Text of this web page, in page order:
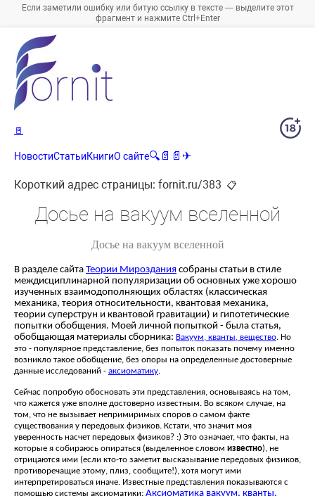
Если заметили ошибку или битую ссылку в тексте — выделите этот
фрагмент и нажмите Ctrl+Enter
🚪
НовостиСтатьиКнигиО сайте🔍 📄 📄 ✈
Короткий адрес страницы: fornit.ru/383 📋
Досье на вакуум вселенной
Досье на вакуум вселенной
В разделе сайта Теории Мироздания собраны статьи в стиле
междисциплинарной популяризации об основных уже хорошо
изученных взаимодополняющих областях (классическая
механика, теория относительности, квантовая механика,
теории суперструн и квантовой гравитации) и гипотетические
попытки обобщения. Моей личной попыткой - была статья,
обобщающая материалы сборника: Вакуум, кванты, вещество. Но
это - популярное представление, без попыток показать почему именно
возникло такое обобщение, без опоры на определенные достоверные
данные исследований - аксиоматику.
Сейчас попробую обосновать эти представления, основываясь на том,
что кажется уже вполне достоверно известным. Во всяком случае, на
том, что не вызывает непримиримых споров о самом факте
существования у передовых физиков. Кстати, что значит моя
уверенность насчет передовых физиков? :) Это означает, что факты, на
которые я собираюсь опираться (выделенное словом известно), не
отрицаются ими (если кто-то заметит высказывание передовых физиков,
противоречащие этому, плиз, сообщите!), хотя могут ими
интерпретироваться иначе. Известные представления показываются с
помощью системы аксиоматики: Аксиоматика вакуум, кванты,